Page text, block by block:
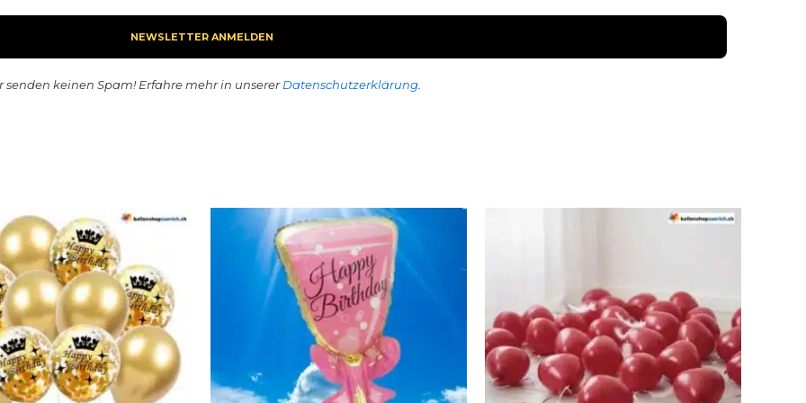
senden keinen Spam! Erfahre mehr in unsererDatenschutzerklärung.